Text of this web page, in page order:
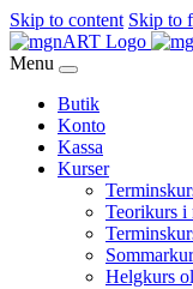
Skip to content Skip to
Menu
Butik
Konto
Kassa
Kurser
Teorikurs i
Helgkurs